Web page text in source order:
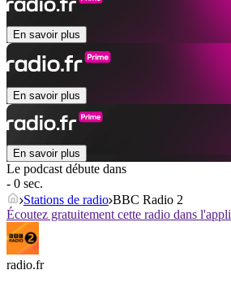
En savoir plus
En savoir plus
En savoir plus
Le podcast débute dans
- 0 sec.
Stations de radio BBC Radio 2
Écoutez gratuitement cette radio dans
radio.fr